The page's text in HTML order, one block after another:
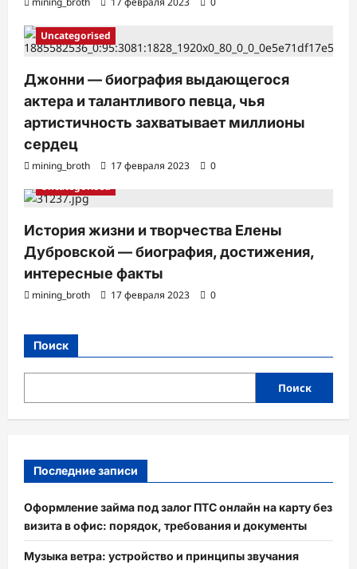
Uncategorised
Джонни — биография выдающегося
актера и талантливого певца, чья
артистичность захватывает миллионы
сердец
mining_broth 17 февраля 2023
0
Uncategorised
История жизни и творчества Елены
Дубровской — биография, достижения,
интересные факты
mining_broth 17 февраля 2023 0
Поиск
Поиск
Последние записи
Оформление займа под залог ПТС онлайн на карту без
визита в офис: порядок, требования и документы
Музыка ветра: устройство и принципы звучания